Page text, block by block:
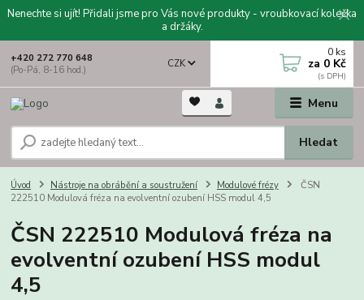
Nenechte si ujít! Přidali jsme pro Vás nové produkty - vroubkovací kolečka
a držáky.
Menu
CZK
Hledat
+420 272 770 648
(Po-Pá, 8-16 hod.)
0 ks
za 0 Kč
Úvod Nástroje na obrábění a soustružení Modulové frézy
ČSN
222510 Modulová fréza na evolventní ozubení HSS modul 4,5
ČSN 222510 Modulová fréza na
evolventní ozubení HSS modul
4,5